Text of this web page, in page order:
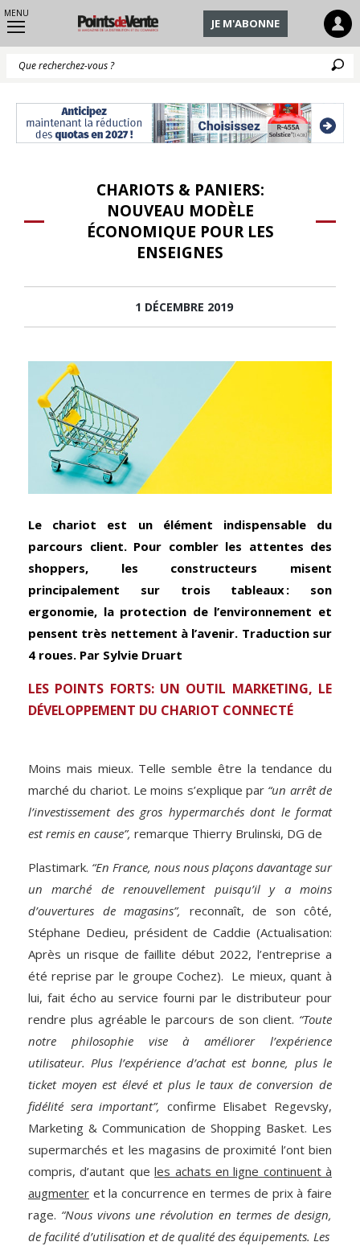
MENU
JE M'ABONNE
CHARIOTS & PANIERS:
NOUVEAU MODÈLE
ÉCONOMIQUE POUR LES
ENSEIGNES
1 DÉCEMBRE 2019
Le chariot est un élément indispensable du
parcours client. Pour combler les attentes des
shoppers, les constructeurs misent
principalement sur trois tableaux : son
ergonomie, la protection de l’environnement et
pensent très nettement à l’avenir. Traduction sur
4 roues. Par Sylvie Druart
LES POINTS FORTS: UN OUTIL MARKETING, LE
DÉVELOPPEMENT DU CHARIOT CONNECTÉ
Moins mais mieux. Telle semble être la tendance du
marché du chariot. Le moins s’explique par “un ­arrêt de
l’investissement des gros hypermarchés dont le format
est remis en cause”, remarque Thierry Brulinski, DG de
Plastimark. “En France, nous nous plaçons davantage sur
un marché de renouvellement puisqu’il y a moins
d’ouvertures de magasins”, reconnaît, de son côté,
Stéphane Dedieu, président de Caddie (Actualisation:
Après un risque de faillite début 2022, l’entreprise a
été reprise par le groupe Cochez). Le mieux, quant à
lui, fait écho au service fourni par le distributeur pour
rendre plus agréable le parcours de son client. “Toute
notre philosophie vise à améliorer l’expérience
utilisateur. Plus l’expérience d’achat est bonne, plus le
ticket moyen est élevé et plus le taux de conversion de
fidélité sera important”, confirme Elisabet Regevsky,
Marketing & Communication de Shopping Basket. Les
supermarchés et les magasins de proximité l’ont bien
compris, d’autant queles achats en ligne continuent à
augmenter et la concurrence en termes de prix à faire
rage. “Nous vivons une révolution en termes de design,
de facilité d’utilisation et de qualité des équipements. Les